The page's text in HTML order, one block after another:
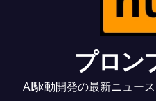
プロン
AI駆動開発の最新ニュー